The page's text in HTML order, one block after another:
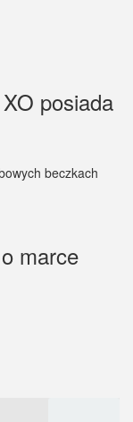
posiada
beczkach
marce